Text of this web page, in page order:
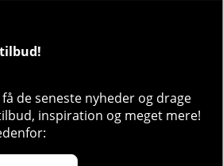
de seneste nyheder og drage
inspiration og meget mere!